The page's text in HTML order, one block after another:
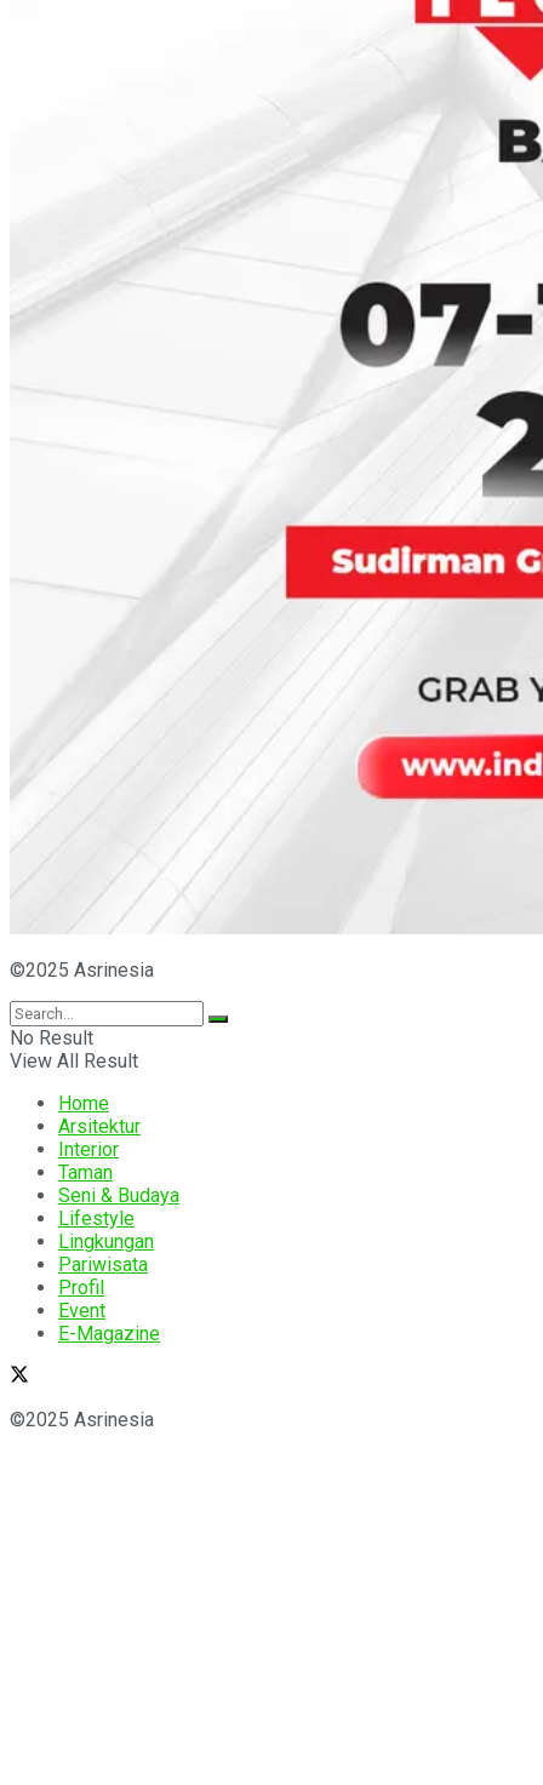
©2025 Asrinesia
No Result
View All Result
Home
Arsitektur
Interior
Taman
Seni & Budaya
Lifestyle
Lingkungan
Pariwisata
Profil
Event
E-Magazine
©2025 Asrinesia